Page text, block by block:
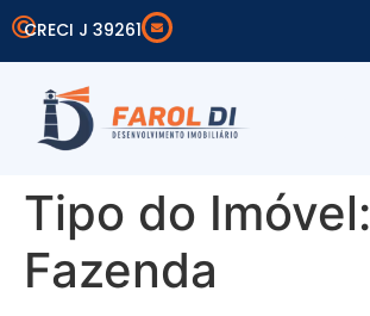
CRECI J 39261
Tipo do Imóvel:
Fazenda